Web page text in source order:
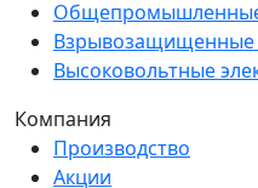
Общепромышленные
Взрывозащищенные
Высоковольтные
Компания
Производство
Акции